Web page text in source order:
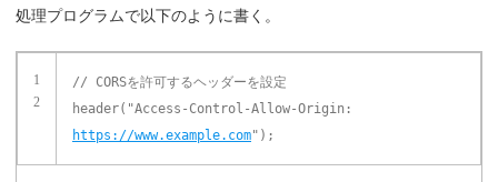
処理プログラムで以下のように書く。
1
2
// CORSを許可するヘッダーを設定
header( "Access-Control-Allow-Origin:
https://www.example.com" );